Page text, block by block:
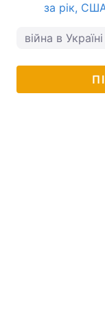
за рік,
війна в Україні